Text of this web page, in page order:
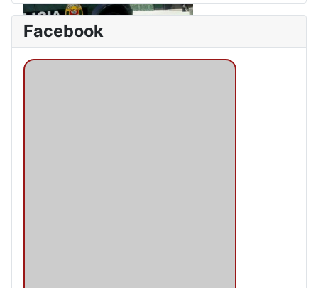
Facebook